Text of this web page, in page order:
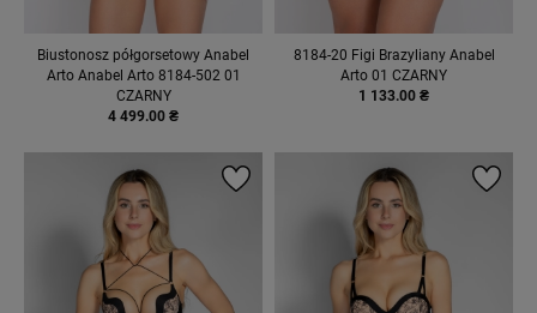
Biustonosz półgorsetowy Anabel
Arto Anabel Arto 8184-502 01
CZARNY
4 499.00 ₴
8184-20 Figi Brazyliany Anabel
Arto 01 CZARNY
1 133.00 ₴